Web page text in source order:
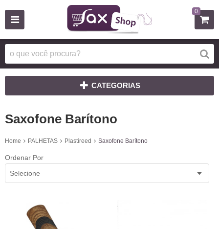
0
CATEGORIAS
Saxofone Barítono
Home PALHETAS Plastireed Saxofone Barítono
Ordenar Por
Selecione